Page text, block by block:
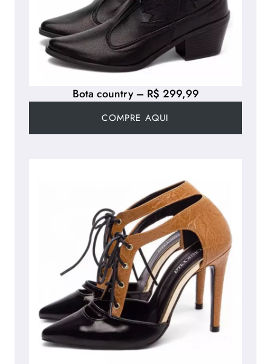
Bota country – R$ 299,99
COMPRE AQUI